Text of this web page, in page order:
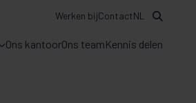
Ons kantoorOns teamKennis delen
Werken bijContactNL